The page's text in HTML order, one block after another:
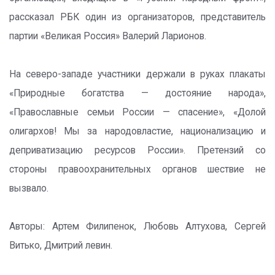
рассказал РБК один из организаторов, представитель
партии «Великая Россия» Валерий Ларионов.
На северо-западе участники держали в руках плакаты
«Природные богатства — достояние народа»,
«Православные семьи России — спасение», «Долой
олигархов! Мы за народовластие, национализацию и
деприватизацию ресурсов России». Претензий со
стороны правоохранительных органов шествие не
вызвало.
Авторы: Артем Филипенок, Любовь Алтухова, Сергей
Витько, Дмитрий левин.